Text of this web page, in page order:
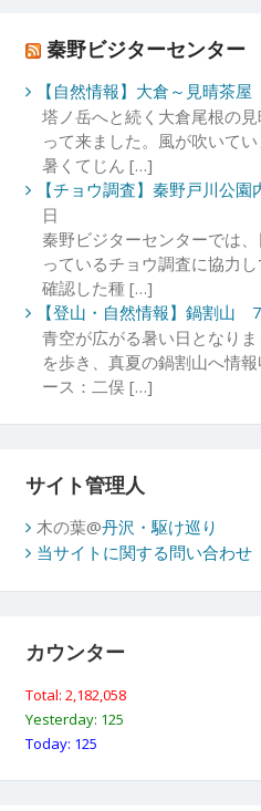
秦野ビジターセンター
【自然情報】大倉～見晴茶
塔ノ岳へと続く大倉尾根の
って来ました。風が吹いて
暑くてじん […]
【チョウ調査】秦野戸川公
日
秦野ビジターセンターでは
っているチョウ調査に協力
確認した種 […]
【登山・自然情報】鍋割山
青空が広がる暑い日となり
を歩き、真夏の鍋割山へ情
ース：二俣 […]
サイト管理人
木の葉@丹沢・駆け巡り
当サイトに関する問い合わせ
カウンター
Total: 2,182,058
Yesterday: 125
Today: 125